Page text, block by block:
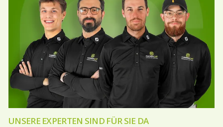
UNSERE EXPERTEN SIND FÜR SIE DA